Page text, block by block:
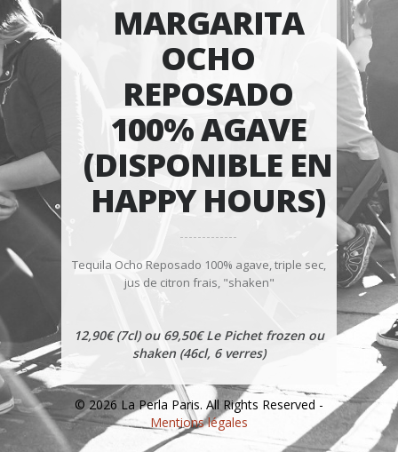
MARGARITA
OCHO
REPOSADO
100% AGAVE
(DISPONIBLE EN
HAPPY HOURS)
Tequila Ocho Reposado 100% agave, triple sec,
jus de citron frais, "shaken"
12,90€ (7cl) ou 69,50€ Le Pichet frozen ou
shaken (46cl, 6 verres)
© 2026 La Perla Paris. All Rights Reserved -
Mentions légales